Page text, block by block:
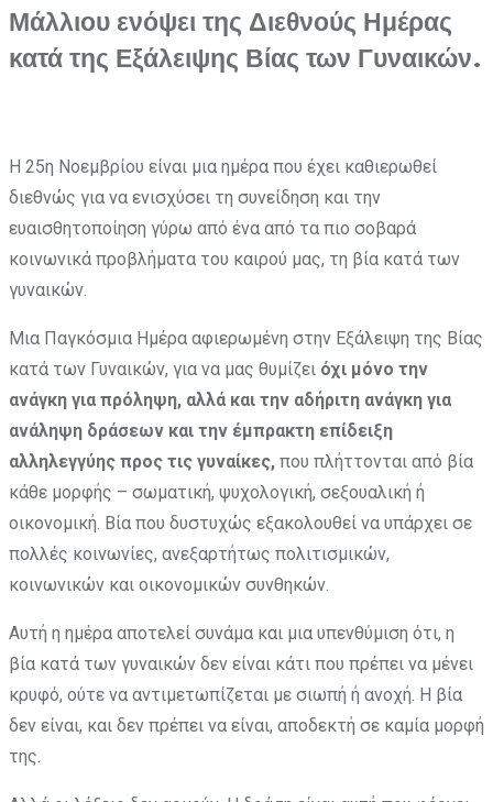
Μάλλιου ενόψει της Διεθνούς Ημέρας
κατά της Εξάλειψης Βίας των Γυναικών.
Η 25η Νοεμβρίου είναι μια ημέρα που έχει καθιερωθεί
διεθνώς για να ενισχύσει τη συνείδηση και την
ευαισθητοποίηση γύρω από ένα από τα πιο σοβαρά
κοινωνικά προβλήματα του καιρού μας, τη βία κατά των
γυναικών.
Μια Παγκόσμια Ημέρα αφιερωμένη στην Εξάλειψη της Βίας
κατά των Γυναικών, για να μας θυμίζει όχι μόνο την
ανάγκη για πρόληψη, αλλά και την αδήριτη ανάγκη για
ανάληψη δράσεων και την έμπρακτη επίδειξη
αλληλεγγύης προς τις γυναίκες, που πλήττονται από βία
κάθε μορφής – σωματική, ψυχολογική, σεξουαλική ή
οικονομική. Βία που δυστυχώς εξακολουθεί να υπάρχει σε
πολλές κοινωνίες, ανεξαρτήτως πολιτισμικών,
κοινωνικών και οικονομικών συνθηκών.
Αυτή η ημέρα αποτελεί συνάμα και μια υπενθύμιση ότι, η
βία κατά των γυναικών δεν είναι κάτι που πρέπει να μένει
κρυφό, ούτε να αντιμετωπίζεται με σιωπή ή ανοχή. Η βία
δεν είναι, και δεν πρέπει να είναι, αποδεκτή σε καμία μορφή
της.